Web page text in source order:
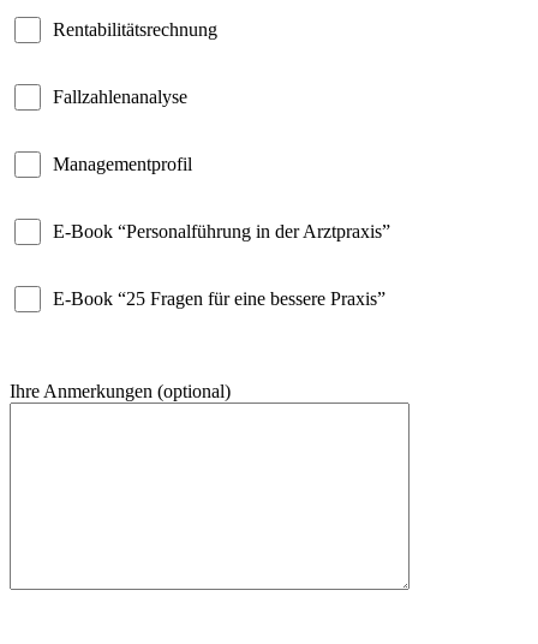
Rentabilitätsrechnung
Fallzahlenanalyse
Managementprofil
E-Book “Personalführung in der Arztpraxis”
E-Book “25 Fragen für eine bessere Praxis”
Ihre Anmerkungen (optional)